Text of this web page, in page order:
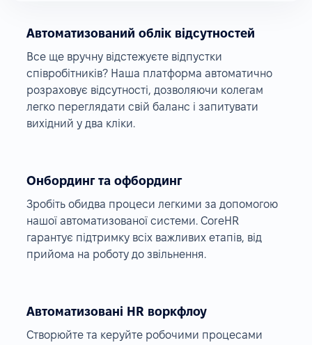
Автоматизований облік відсутностей
Все ще вручну відстежуєте відпустки
співробітників? Наша платформа автоматично
розраховує відсутності, дозволяючи колегам
легко переглядати свій баланс і запитувати
вихідний у два кліки.
Онбординг та офбординг
Зробіть обидва процеси легкими за допомогою
нашої автоматизованої системи. CoreHR
гарантує підтримку всіх важливих етапів, від
прийома на роботу до звільнення.
Автоматизовані HR воркфлоу
Створюйте та керуйте робочими процесами